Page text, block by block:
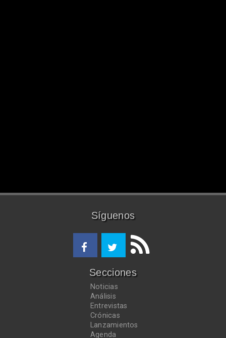
Síguenos
Secciones
Noticias
Análisis
Entrevistas
Crónicas
Lanzamientos
Agenda